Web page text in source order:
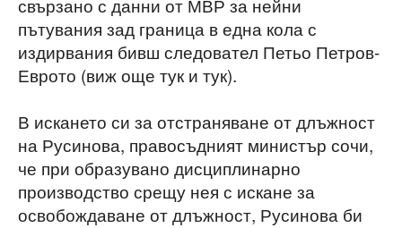
свързано с данни от МВР за нейни
пътувания зад граница в една кола с
издирвания бивш следовател Петьо Петров-
Еврото (виж още тук и тук).
В искането си за отстраняване от длъжност
на Русинова, правосъдният министър сочи,
че при образувано дисциплинарно
производство срещу нея с искане за
освобождаване от длъжност, Русинова би